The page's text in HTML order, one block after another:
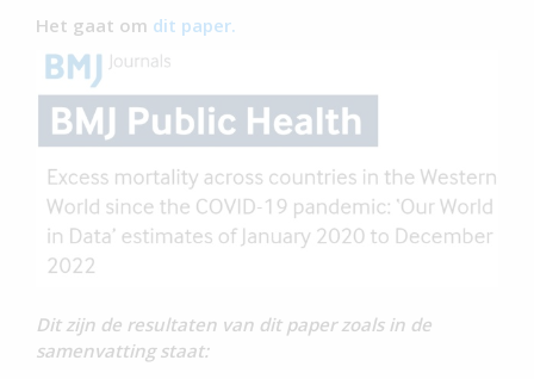
Het gaat om dit paper.
Dit zijn de resultaten van dit paper zoals in de
samenvatting staat: